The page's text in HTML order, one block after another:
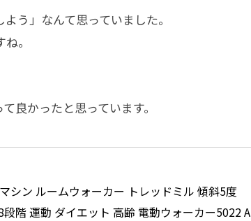
う」なんて思っていました。
。
良かったと思っています。
シン ルームウォーカー トレッドミル 傾斜5度
階 運動 ダイエット 高齢 電動ウォーカー5022 A